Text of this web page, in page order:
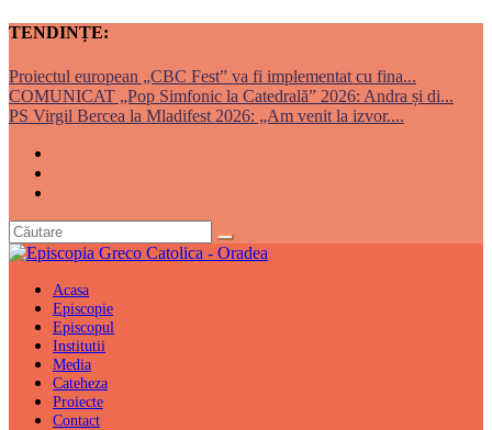
TENDINȚE:
Proiectul european „CBC Fest” va fi implementat cu fina...
COMUNICAT „Pop Simfonic la Catedrală” 2026: Andra și di...
PS Virgil Bercea la Mladifest 2026: „Am venit la izvor....
Acasa
Episcopie
Episcopul
Institutii
Media
Cateheza
Proiecte
Contact